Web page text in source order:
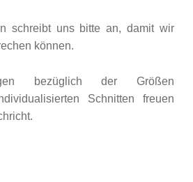
schreibt uns bitte an, damit wir
können.
bezüglich der Größen
Schnitten freuen